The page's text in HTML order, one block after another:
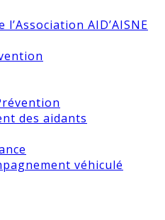
AID’AISNE
des aidants
véhiculé